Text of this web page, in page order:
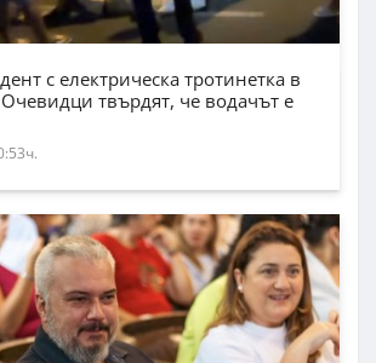
с електрическа тротинетка в
твърдят, че водачът е